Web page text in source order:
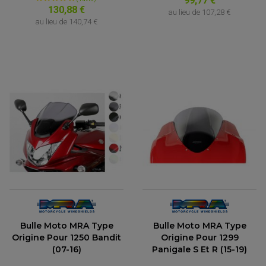
ACCESSOIRES ANODISES POUR QUAD
BOUCHON DE RÉSERVOIR QUAD
KIT DÉCO QUAD / SSV
KIT POIGNÉE DE GAZ QUAD
POIGNÉE QUAD
PROTÈGE-MAINS
130,88 €
au lieu de 140,74 €
au lieu de 107,28 €
Bulle Moto MRA Type
Origine Pour 1250 Bandit
(07-16)
Bulle Moto MRA Type
Origine Pour 1299
Panigale S Et R (15-19)